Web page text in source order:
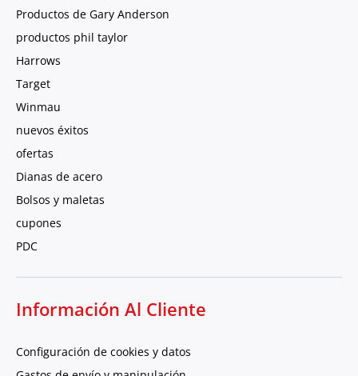
Productos de Gary Anderson
productos phil taylor
Harrows
Target
Winmau
nuevos éxitos
ofertas
Dianas de acero
Bolsos y maletas
cupones
PDC
Información Al Cliente
Configuración de cookies y datos